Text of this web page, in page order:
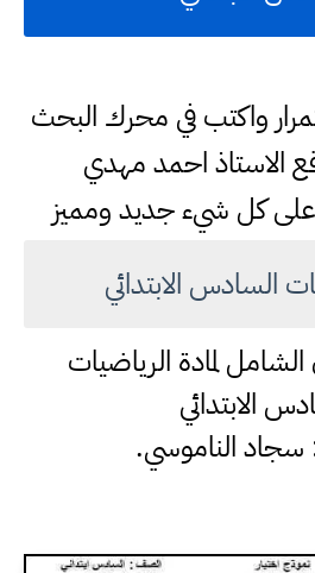
واكتب في محرك البحث
الاستاذ احمد مهدي
كل شيء جديد ومميز
السادس الابتدائي
لمادة الرياضيات
الابتدائي
سجاد الناموسي.